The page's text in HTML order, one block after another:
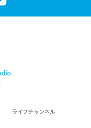
ライフチャンネル